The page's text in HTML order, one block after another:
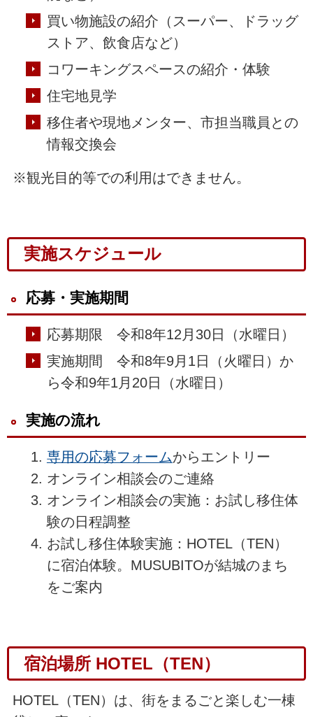
買い物施設の紹介（スーパー、ドラッグ
ストア、飲食店など）
コワーキングスペースの紹介・体験
住宅地見学
移住者や現地メンター、市担当職員との
情報交換会
※観光目的等での利用はできません。
実施スケジュール
応募・実施期間
応募期限 令和8年12月30日（水曜日）
実施期間 令和8年9月1日（火曜日）か
ら令和9年1月20日（水曜日）
実施の流れ
専用の応募フォームからエントリー
オンライン相談会のご連絡
オンライン相談会の実施：お試し移住体
験の日程調整
お試し移住体験実施：HOTEL（TEN）
に宿泊体験。MUSUBITOが結城のまち
をご案内
宿泊場所 HOTEL（TEN）
HOTEL（TEN）は、街をまるごと楽しむ一棟